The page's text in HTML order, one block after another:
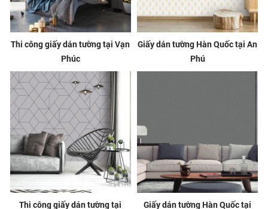
Thi công giấy dán tường tại Vạn
Phúc
Giấy dán tường Hàn Quốc tại An
Phú
Thi công giấy dán tường tại
Giấy dán tường Hàn Quốc tại